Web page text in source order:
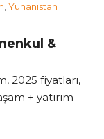
,Yunanistan
&
2025 fiyatları,
+ yatırım